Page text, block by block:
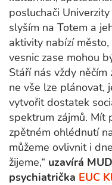
posluchači
slyším na Totem a
aktivity nabízí
vesnic zase mohou
Stáří nás vždy něčím
ne vše lze plánovat,
vytvořit dostatek
spektrum zájmů. Mít
zpětném ohlédnutí
můžeme ovlivnit i
žijeme,“ uzavírá
psychiatrička EUC